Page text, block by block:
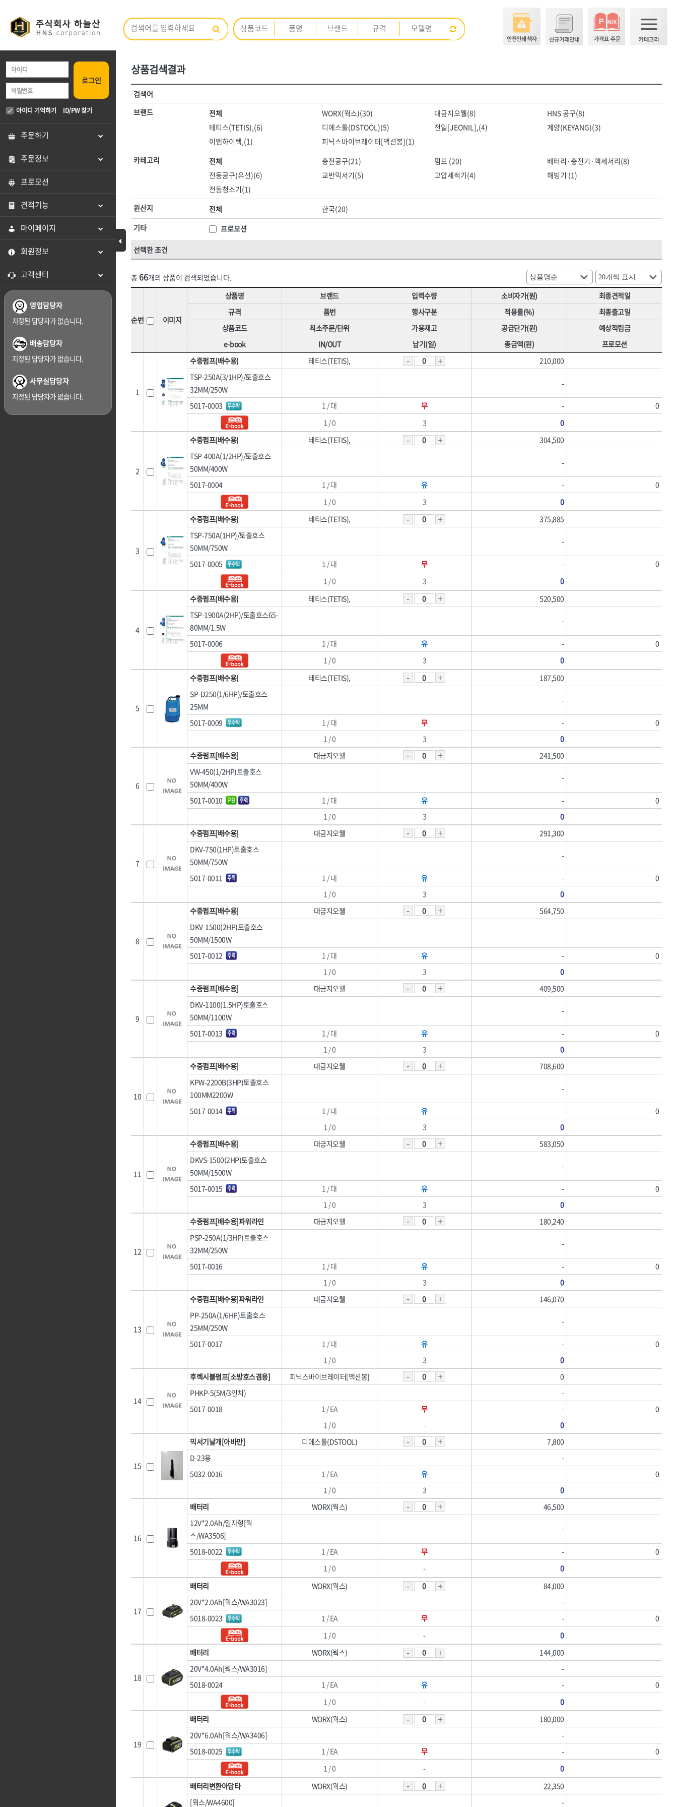
Toggle Menu
카테고리 검색 ×
<1권> 철물·건축 자재
[03]못
[07]화스너·피스
[08]가설자재
[10]면목
[11]지수재류
[23]사다리·우마
<2권> 산업자재
[01]방수·발수제
[02]시멘트
[03]콘크리트 보조제
[04]접착제
[05]실리콘·실란트
[06]페인트·도장재
[07]스프레이·폼
[08]윤활유
[09]도로보수제
[10]호스
[11]호스부속품
[12]다라·용기류
[15]지붕재
[16]보온덮개
[17]고무·바닥재
[03]도로·공사안전
[04]점멸·신호·반사
[08]환경시설
[09]호흡보호구
[11]기타안전용품
[01]인쇄안전용품
[02]실사출력물
[08]안전책자
[01]수작업공구
[04]하역장비
[08]용접기기·자재
[09]용접안전용품
[01]테이프
<7권> 전기자재
[01]연장선
[03]전선고정자재
[04]배선·배전자재
[05]작업등·투광기
[06]조명
[03]문구용품
[08]파라솔·캐노피
[10]동계용품
브랜드 검색
전체 ㄷ ㄹ
A
E F J R S T U Z 숫자
HNS 가설자재(수입)
HNS 공구 HNS 기성타이 HNS 기타
HNS 끈
HNS 다라종류
HNS 망종류
HNS 보온덮개,부직포,
HNS 시설물,
HNS 식품
HNS 실사생산,
HNS 안전용품
HNS 안전용품(개인) HNS 안전용품(기타(수입)) HNS 안전용품(기타)
HNS 안전용품(도로(수입))
HNS 안전용품(로프) HNS 안전용품(안전화(수입)) HNS 안전용품(안전화)
HNS 에어,타카
HNS 우의
HNS 원예
HNS 잡화 HNS 장갑
HNS 장화
HNS 전기자재(수입) HNS 조경자재 HNS 주문타이
HNS 지붕재
HNS 천막 HNS 철물 HNS 철물(수입)
HNS 청소용품
HNS 테이프 HNS 파라솔,캐노피 HNS 포장자재
HNS 폼,스프레이
HNS 하역.부자재
HNS 후크
TAJIMA(타지마) WORX(웍스)
나라지킴이 나바켐, 네파(NEPA),
다우실리콘실란트,
대신인더스(DS) 대흥화학 덕성하이텍
데카스
르까프,
벡셀
삼화전기
영우화스너 오토스(OTOS), 올파(OLFA)
올품
유건인더스트리 유승 이화다이아몬드(EHWA)
인터텔론
자커(ZARKER)
코브인터내셔날
툴코리아 프로식스(PRO6)
현대슬링산업
힘맨,
로그인
아이디 기억하기 ID/PW 찾기
주문하기
주문정보
프로모션
견적기능
마이페이지
회원정보
고객센터
영업담당자
지정된 담당자가 없습니다.
배송담당자
지정된 담당자가 없습니다.
사무실담당자
지정된 담당자가 없습니다.
상품검색결과
검색어
브랜드
전체 WORX(웍스)(30) 대금지오웰(8)
HNS 공구(8)
테티스(TETIS),(6)
디에스툴(DSTOOL)(5) 전일[JEONIL],(4)
계양(KEYANG)(3)
이엠하이텍,(1)
피닉스바이브레이터[액션봉](1)
카테고리
전체 충전공구(21) 펌프 (20)
배터리·충전기·액세서리(8)
전동공구(유선)(6)
교반믹서기(5) 고압세척기(4)
해빙기 (1)
전동청소기(1)
원산지
전체
한국(20)
기타
프로모션
선택한 조건
총 66개의 상품이 검색되었습니다.
순번 이미지
상품명
상품코드
브랜드
최소주문/단위
입력수량
가용재고
소비자가(원)
공급단가(원)
최종견적일
예상적립금
규격
e-book
품번
IN/OUT
행사구분
납기(일)
적용률(%)
총금액(원)
최종출고일
프로모션
1
수중펌프(배수용)
5017-0003
테티스(TETIS),
1 / 대 무
210,000
- 0
TSP-250A(3/1HP)/토출호스
32MM/250W
1 / 0 3
-
0
2
수중펌프(배수용)
5017-0004
테티스(TETIS),
1 / 대 유
304,500
- 0
TSP-400A(1/2HP)/토출호스
50MM/400W
1 / 0 3
-
0
3
수중펌프(배수용)
5017-0005
테티스(TETIS),
1 / 대 무
375,885
- 0
TSP-750A(1HP)/토출호스
50MM/750W
1 / 0 3
-
0
4
수중펌프(배수용)
5017-0006
테티스(TETIS),
1 / 대 유
520,500
- 0
TSP-1900A(2HP)/토출호스65-
80MM/1.5W
1 / 0 3
-
0
5
수중펌프(배수용)
5017-0009
테티스(TETIS),
1 / 대 무
187,500
- 0
SP-D250(1/6HP)/토출호스
25MM
1 / 0 3
-
0
6
수중펌프[배수용]
5017-0010
대금지오웰
1 / 대 유
241,500
- 0
VW-450(1/2HP)토출호스
50MM/400W
1 / 0 3
-
0
7
수중펌프[배수용]
5017-0011
대금지오웰
1 / 대 유
291,300
- 0
DKV-750(1HP)토출호스
50MM/750W
1 / 0 3
-
0
8
수중펌프[배수용]
5017-0012
대금지오웰
1 / 대 유
564,750
- 0
DKV-1500(2HP)토출호스
50MM/1500W
1 / 0 3
-
0
9
수중펌프[배수용]
5017-0013
대금지오웰
1 / 대 유
409,500
- 0
DKV-1100(1.5HP)토출호스
50MM/1100W
1 / 0 3
-
0
10
수중펌프[배수용]
5017-0014
대금지오웰
1 / 대 유
708,600
- 0
KPW-2200B(3HP)토출호스
100MM2200W
1 / 0 3
-
0
11
수중펌프[배수용]
5017-0015
대금지오웰
1 / 대 유
583,050
- 0
DKVS-1500(2HP)토출호스
50MM/1500W
1 / 0 3
-
0
12
수중펌프[배수용]파워라인
5017-0016
대금지오웰
1 / 대 유
180,240
- 0
PSP-250A(1/3HP)토출호스
32MM/250W
1 / 0 3
-
0
13
수중펌프[배수용]파워라인
5017-0017
대금지오웰
1 / 대 유
146,070
- 0
PP-250A(1/6HP)토출호스
25MM/250W
1 / 0 3
-
0
14
후렉시블펌프[소방호스겸용]
5017-0018
피닉스바이브레이터[액션봉]
1 / EA 무
0
- 0
PHKP-5(5M/3인치)
1 / 0 -
-
0
15
믹서기날개[아바만]
5032-0016
디에스툴(DSTOOL)
1 / EA 유
7,800
- 0
D-23용
1 / 0 3
-
0
16
배터리
5018-0022
WORX(웍스)
1 / EA 무
46,500
- 0
12V*2.0Ah/일자형[웍
스/WA3506]
1 / 0 -
-
0
17
배터리
5018-0023
WORX(웍스)
1 / EA 무
84,000
- 0
20V*2.0Ah[웍스/WA3023]
1 / 0 -
-
0
18
배터리
5018-0024
WORX(웍스)
1 / EA 유
144,000
- 0
20V*4.0Ah[웍스/WA3016]
1 / 0 -
-
0
19
배터리
5018-0025
WORX(웍스)
1 / EA 무
180,000
- 0
20V*6.0Ah[웍스/WA3406]
1 / 0 -
-
0
배터리변환아답타 WORX(웍스)
22,350
[웍스/WA4600]
-